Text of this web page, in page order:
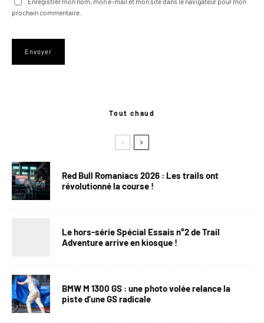
prochain commentaire.
Tout chaud
Red Bull Romaniacs 2026 : Les trails ont
révolutionné la course !
Le hors-série Spécial Essais n°2 de Trail
Adventure arrive en kiosque !
BMW M 1300 GS : une photo volée relance la
piste d’une GS radicale